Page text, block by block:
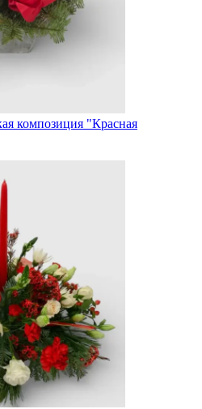
композиция "Красная